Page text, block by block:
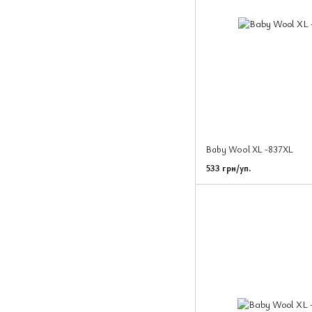
Baby Wool XL -837XL
533 грн/уп.